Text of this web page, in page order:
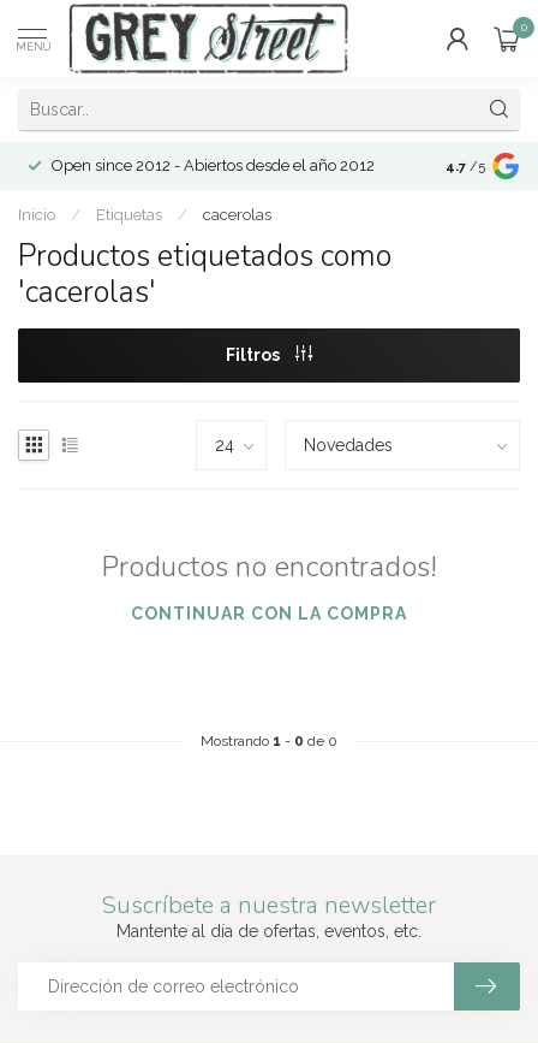
MENÚ
0
Open since 2012 - Abiertos desde el año 2012 4.7 /5
Inicio / Etiquetas / cacerolas
Productos etiquetados como
'cacerolas'
Filtros
Productos no encontrados!
CONTINUAR CON LA COMPRA
Mostrando 1 - 0 de 0
Suscríbete a nuestra newsletter
Mantente al día de ofertas, eventos, etc.